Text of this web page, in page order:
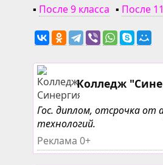
▪ После 9 класса ▪ После
Колледж
Гос. диплом, отсрочка от
технологий.
Реклама 0+